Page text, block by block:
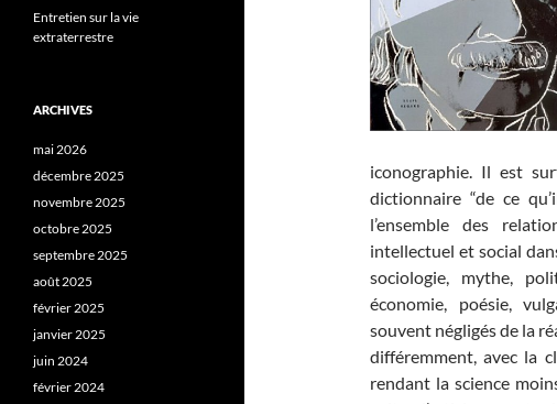
iconographie. Il est
dictionnaire “de ce
l’ensemble des
intellectuel et social
sociologie, mythe,
économie, poésie,
souvent négligés de la
différemment, avec la
rendant la science
Entretien sur la vie
extraterrestre
ARCHIVES
mai 2026
décembre 2025
novembre 2025
octobre 2025
septembre 2025
août 2025
février 2025
janvier 2025
juin 2024
février 2024